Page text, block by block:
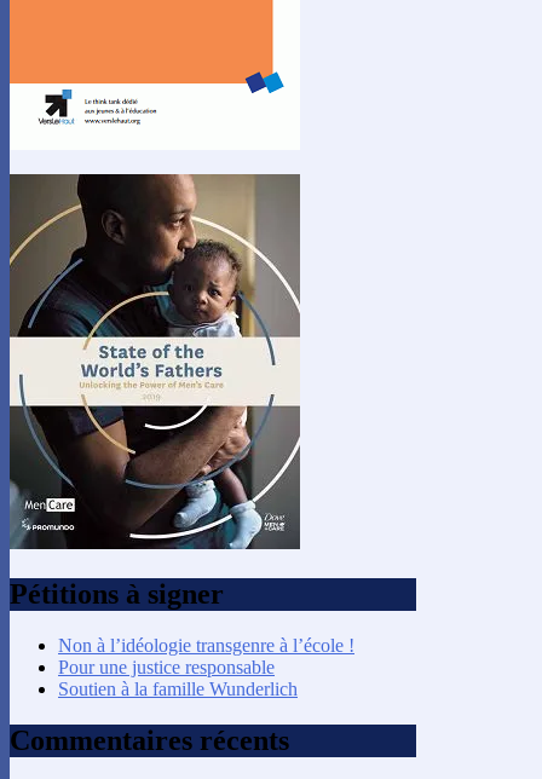
Pétitions à signer
Non à l’idéologie transgenre à l’école !
Pour une justice responsable
Soutien à la famille Wunderlich
Commentaires récents